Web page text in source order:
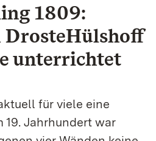
1809:
unterrichtet
für viele eine
19. Jahrhundert war